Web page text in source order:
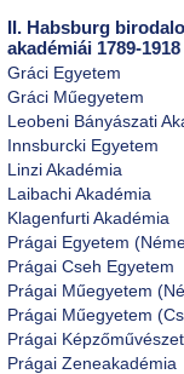
II. Habsburg
akadémiái 1789-1918
Gráci Egyetem
Gráci Műegyetem
Leobeni Bányászati
Innsburcki Egyetem
Linzi Akadémia
Laibachi Akadémia
Klagenfurti Akadémia
Prágai Egyetem
Prágai Cseh Egyetem
Prágai Műegyetem
Prágai Műegyetem
Prágai
Prágai Zeneakadémia